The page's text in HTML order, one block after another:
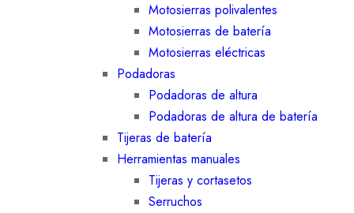
Motosierras polivalentes
Motosierras de batería
Motosierras eléctricas
Podadoras
Podadoras de altura
Podadoras de altura de batería
Tijeras de batería
Herramientas manuales
Tijeras y cortasetos
Serruchos